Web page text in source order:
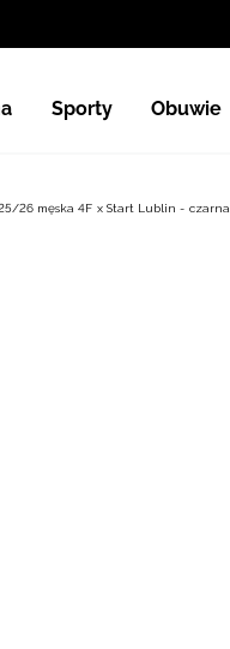
Sporty Obuwie
26 męska 4F x Start Lublin - czarna